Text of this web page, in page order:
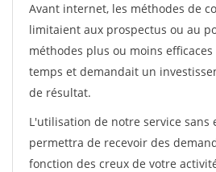
Avant internet, les méthodes de
limitaient aux prospectus ou au
méthodes plus ou moins
temps et demandait un
de résultat.
L'utilisation de notre service sans
permettra de recevoir des
fonction des creux de votre